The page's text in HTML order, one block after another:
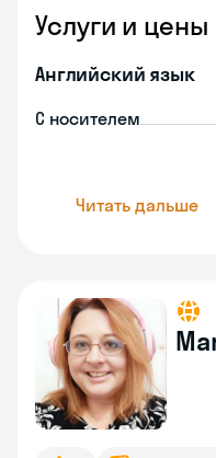
Услуги и цены
Английский язык
С носителем
Читать дальше